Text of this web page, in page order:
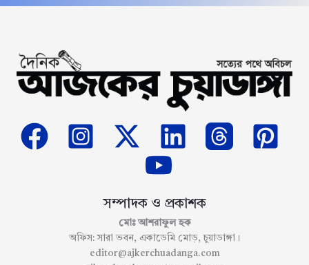
সম্পাদক ও প্রকাশক
মোঃ আশরাফুল হক
অফিস: সারা ভবন, একাডেমি মোড়, চুয়াডাঙ্গা।
editor@ajkerchuadanga.com